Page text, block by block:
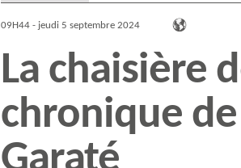
09H44 - jeudi 5 septembre 2024
La chaisière
chronique